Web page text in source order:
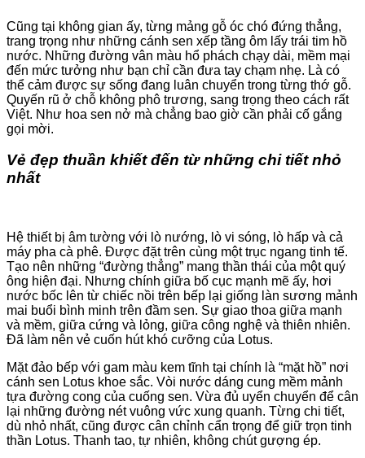
Cũng tại không gian ấy, từng mảng gỗ óc chó đứng thẳng,
trang trọng như những cánh sen xếp tầng ôm lấy trái tim hồ
nước. Những đường vân màu hổ phách chạy dài, mềm mại
đến mức tưởng như bạn chỉ cần đưa tay chạm nhẹ. Là có
thể cảm được sự sống đang luân chuyển trong từng thớ gỗ.
Quyến rũ ở chỗ không phô trương, sang trọng theo cách rất
Việt. Như hoa sen nở mà chẳng bao giờ cần phải cố gắng
gọi mời.
Vẻ đẹp thuần khiết đến từ những chi tiết nhỏ
nhất
Hệ thiết bị âm tường với lò nướng, lò vi sóng, lò hấp và cả
máy pha cà phê. Được đặt trên cùng một trục ngang tinh tế.
Tạo nên những “đường thẳng” mang thần thái của một quý
ông hiện đại. Nhưng chính giữa bố cục mạnh mẽ ấy, hơi
nước bốc lên từ chiếc nồi trên bếp lại giống làn sương mảnh
mai buổi bình minh trên đầm sen. Sự giao thoa giữa mạnh
và mềm, giữa cứng và lỏng, giữa công nghệ và thiên nhiên.
Đã làm nên vẻ cuốn hút khó cưỡng của Lotus.
Mặt đảo bếp với gam màu kem tĩnh tại chính là “mặt hồ” nơi
cánh sen Lotus khoe sắc. Vòi nước dáng cung mềm mảnh
tựa đường cong của cuống sen. Vừa đủ uyển chuyển để cân
lại những đường nét vuông vức xung quanh. Từng chi tiết,
dù nhỏ nhất, cũng được cân chỉnh cẩn trọng để giữ trọn tinh
thần Lotus. Thanh tao, tự nhiên, không chút gượng ép.